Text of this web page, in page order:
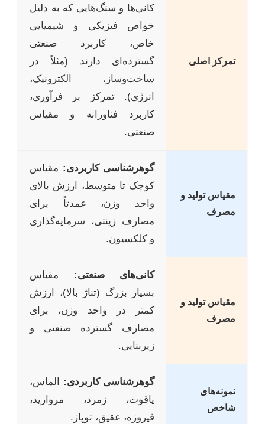
تمرکز اصلی
کانی‌ها و سنگ‌هایی که به دلیل
خواص فیزیکی و شیمیایی
خاص، کاربرد صنعتی
گسترده‌ای دارند (مثلاً در
ساخت‌وساز، الکترونیک،
انرژی). تمرکز بر فرآوری،
کاربرد فناورانه و مقیاس
صنعتی.
مقیاس تولید و
مصرف
گوهرشناسی کاربردی: مقیاس
کوچک تا متوسط، ارزش بالای
واحد وزن، عمدتاً برای
مصارف زینتی، سرمایه‌گذاری
و کلکسیون.
مقیاس تولید و
مصرف
کانی‌های صنعتی: مقیاس
بسیار بزرگ (تناژ بالا)، ارزش
کمتر در واحد وزن، برای
مصارف گسترده صنعتی و
زیربنایی.
نمونه‌های
شاخص
گوهرشناسی کاربردی: الماس،
یاقوت، زمرد، مروارید،
فیروزه، عقیق، توپاز.